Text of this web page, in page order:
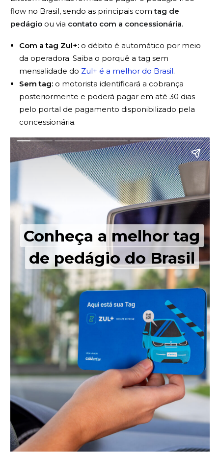
flow no Brasil, sendo as principais comtag de
pedágio ou via contato com a concessionária.
Com a tag Zul+: o débito é automático por meio
da operadora. Saiba o porquê a tag sem
mensalidade do Zul+ é a melhor do Brasil.
Sem tag: o motorista identificará a cobrança
posteriormente e poderá pagar em até 30 dias
pelo portal de pagamento disponibilizado pela
concessionária.